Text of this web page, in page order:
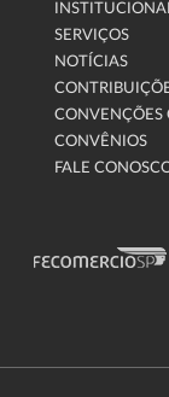
SERVIÇOS
NOTÍCIAS
CONVENÇÕES
CONVÊNIOS
FALE